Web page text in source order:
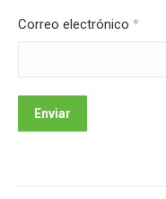
Correo electrónico *